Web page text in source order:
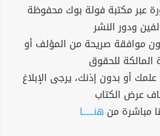
عبر مكتبة فولة بوك محفوظة
ودور النشر
موافقة صريحة من المؤلف أو
المالكة للحقوق
أو بدون إذنك، يرجى الإبلاغ
عرض الكتاب
مباشرة من هنــــــا